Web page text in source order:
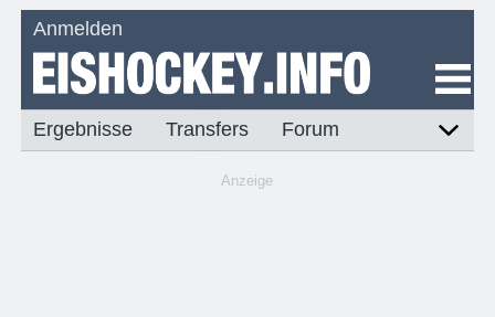
Anmelden
Ergebnisse Transfers Forum
Anzeige